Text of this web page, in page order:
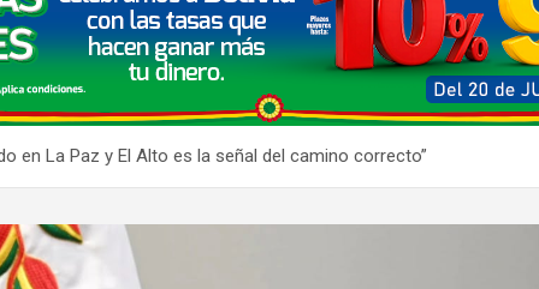
en La Paz y El Alto es la señal del camino correcto”